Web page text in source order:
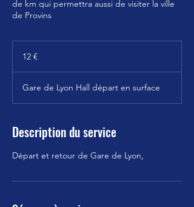
de km qui permettra aussi de visiter la ville
de Provins
12 €
Gare de Lyon Hall départ en surface
Description du service
Départ et retour de Gare de Lyon,